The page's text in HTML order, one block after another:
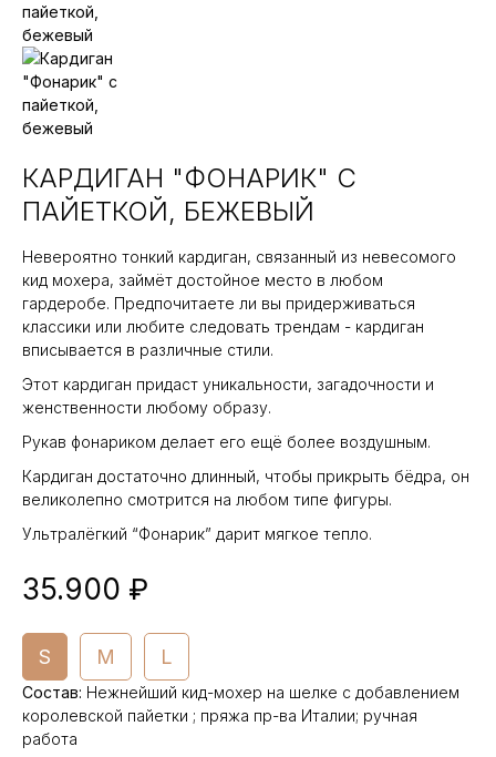
КАРДИГАН "ФОНАРИК" С
ПАЙЕТКОЙ, БЕЖЕВЫЙ
Невероятно тонкий кардиган, связанный из невесомого
кид мохера, займёт достойное место в любом
гардеробе. Предпочитаете ли вы придерживаться
классики или любите следовать трендам - кардиган
вписывается в различные стили.
Этот кардиган придаст уникальности, загадочности и
женственности любому образу.
Рукав фонариком делает его ещё более воздушным.
Кардиган достаточно длинный, чтобы прикрыть бёдра, он
великолепно смотрится на любом типе фигуры.
Ультралёгкий “Фонарик” дарит мягкое тепло.
35.900 ₽
S M L
Состав: Нежнейший кид-мохер на шелке с добавлением
королевской пайетки ; пряжа пр-ва Италии; ручная
работа